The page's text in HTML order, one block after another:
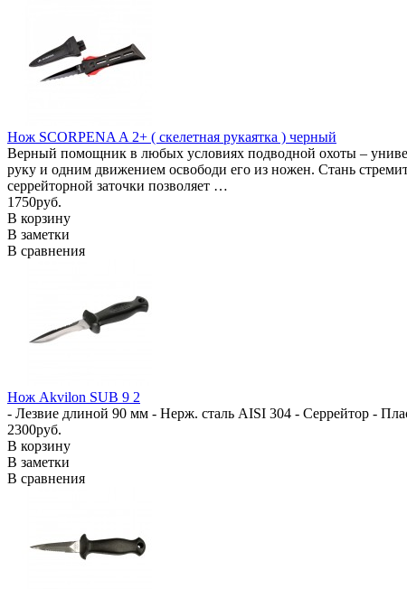
Нож SCORPENA A 2+ ( скелетная рукаятка ) черный
Верный помощник в любых условиях подводной охоты –
руку и одним движением освободи его из ножен. Стань
серрейторной заточки позволяет …
1750руб.
В корзину
В заметки
В сравнения
Нож Akvilon SUB 9 2
- Лезвие длиной 90 мм - Нерж. сталь AISI 304 - Серрейтор -
2300руб.
В корзину
В заметки
В сравнения